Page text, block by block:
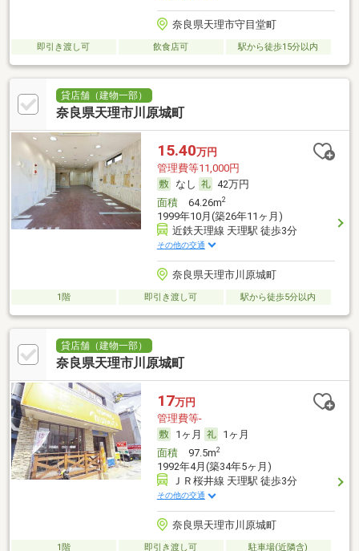
奈良県天理市守目堂町
即引き渡し可 飲食店可 駅から徒歩15分以内
貸店舗（建物一部）
奈良県天理市川原城町
15.40万円
管理費等11,000円
なし
42万円
面積64.26m2
1999年10月(築26年11ヶ月)
近鉄天理線 天理駅 徒歩3分
その他の交通
奈良県天理市川原城町
1階 即引き渡し可 駅から徒歩5分以内
貸店舗（建物一部）
奈良県天理市川原城町
17万円
管理費等-
1ヶ月
1ヶ月
面積97.5m2
1992年4月(築34年5ヶ月)
ＪＲ桜井線 天理駅 徒歩3分
その他の交通
奈良県天理市川原城町
1階 即引き渡し可
駐車場(近隣含)